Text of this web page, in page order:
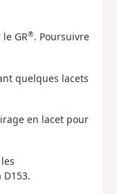
GR®. Poursuivre
quelques lacets
en lacet pour